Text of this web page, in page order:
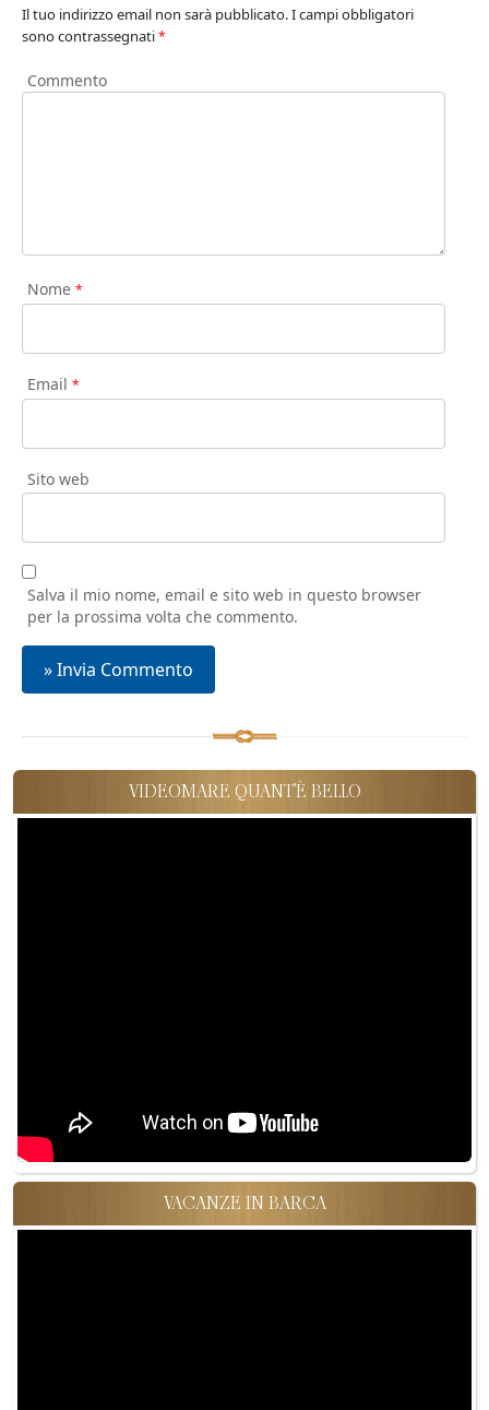
Il tuo indirizzo email non sarà pubblicato.I campi obbligatori
sono contrassegnati*
Commento
Nome *
Email *
Sito web
Salva il mio nome, email e sito web in questo browser
per la prossima volta che commento.
VIDEOMARE QUANT'È BELLO
VACANZE IN BARCA